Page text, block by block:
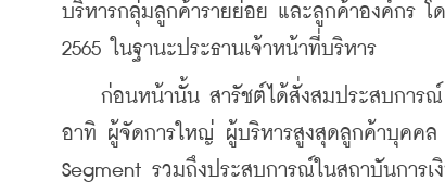
บริหารกลุ่มลูกค้ารายย่อย และลูกค้าองค์กร
2565 ในฐานะประธานเจ้าหน้าที่บริหาร
ก่อนหน้านั้น สารัชต์ได้สั่งสมประสบการณ์ผ่
อาทิ ผู้จัดการใหญ่ ผู้บริหารสูงสุดลูกค้าบุคคล
Segment รวมถึงประสบการณ์ในสถาบันการเ